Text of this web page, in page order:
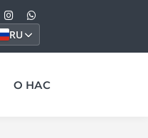
RU
О НАС